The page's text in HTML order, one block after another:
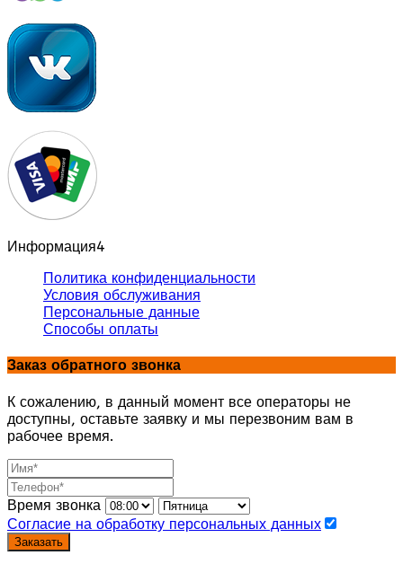
Информация4
Политика конфиденциальности
Условия обслуживания
Персональные данные
Способы оплаты
Заказ обратного звонка
К сожалению, в данный момент все операторы не
доступны, оставьте заявку и мы перезвоним вам в
рабочее время.
Время звонка
Согласие на обработку персональных данных
Заказать